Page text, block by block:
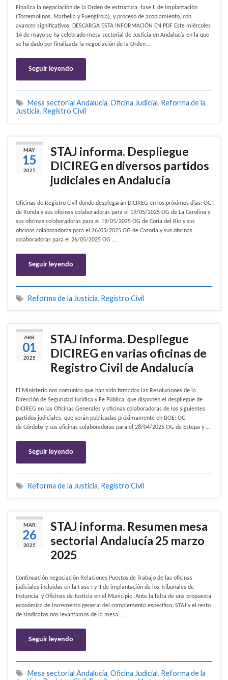
Finaliza la negociación de la Orden de estructura, fase II de implantación
(Torremolinos, Marbella y Fuengirola), y proceso de acoplamiento, con
avances significativos. DESCARGA ESTA INFORMACIÓN EN PDF Este miércoles
14 de mayo se ha celebrado mesa sectorial de Justicia en Andalucía en la que
se ha dado por finalizada la negociación de la Orden …
Seguir leyendo
Mesa sectorial Andalucía, Oficina Judicial , Reforma de la
Justicia, Registro Civil
MAY
15
2025
STAJ informa. Despliegue
DICIREG en diversos partidos
judiciales en Andalucía
Oficinas de Registro Civil donde desplegarán DICIREG en los próximos días: OG
de Ronda y sus oficinas colaboradoras para el 19/05/2025 OG de La Carolina y
sus oficinas colaboradoras para el 19/05/2025 OG de Coria del Río y sus
oficinas colaboradoras para el 26/05/2025 OG de Cazorla y sus oficinas
colaboradoras para el 26/05/2025 OG …
Seguir leyendo
Reforma de la Justicia, Registro Civil
ABR
01
2025
STAJ informa. Despliegue
DICIREG en varias oficinas de
Registro Civil de Andalucía
El Ministerio nos comunica que han sido firmadas las Resoluciones de la
Dirección de Seguridad Jurídica y Fe Pública, que disponen el despliegue de
DICIREG en las Oficinas Generales y oficinas colaboradoras de los siguientes
partidos judiciales, que serán publicadas próximamente en BOE: OG
de Córdoba y sus oficinas colaboradoras para el 28/04/2025 OG de Estepa y …
Seguir leyendo
Reforma de la Justicia, Registro Civil
MAR
26
2025
STAJ informa. Resumen mesa
sectorial Andalucía 25 marzo
2025
Continuación negociación Relaciones Puestos de Trabajo de las oficinas
judiciales incluidas en la Fase I y II de implantación de los Tribunales de
Instancia, y Oficinas de Justicia en el Municipio. Ante la falta de una propuesta
económica de incremento general del complemento específico, STAJ y el resto
de sindicatos nos levantamos de la mesa. …
Seguir leyendo
Mesa sectorial Andalucía, Oficina Judicial , Reforma de la